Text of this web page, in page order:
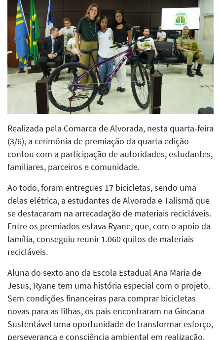
Realizada pela Comarca de Alvorada, nesta quarta-feira
(3/6), a cerimônia de premiação da quarta edição
contou com a participação de autoridades, estudantes,
familiares, parceiros e comunidade.
Ao todo, foram entregues 17 bicicletas, sendo uma
delas elétrica, a estudantes de Alvorada e Talismã que
se destacaram na arrecadação de materiais recicláveis.
Entre os premiados estava Ryane, que, com o apoio da
família, conseguiu reunir 1.060 quilos de materiais
recicláveis.
Aluna do sexto ano da Escola Estadual Ana Maria de
Jesus, Ryane tem uma história especial com o projeto.
Sem condições financeiras para comprar bicicletas
novas para as filhas, os pais encontraram na Gincana
Sustentável uma oportunidade de transformar esforço,
perseverança e consciência ambiental em realização.